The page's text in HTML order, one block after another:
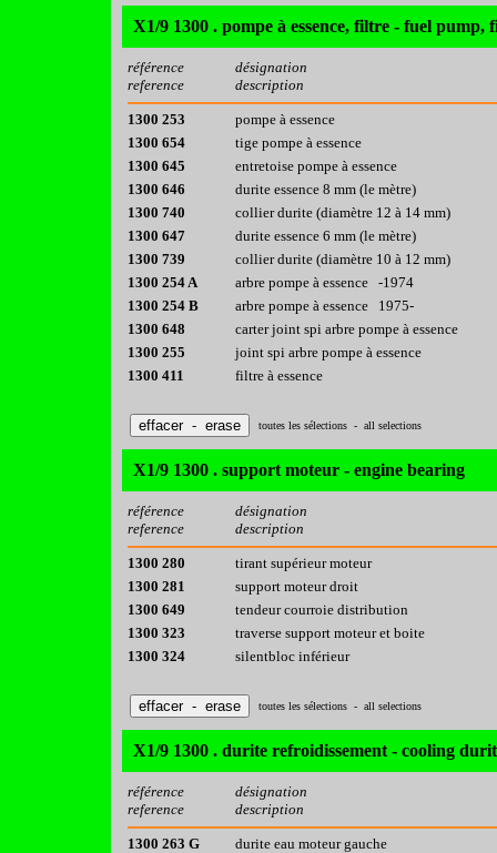
X1/9 1300 . pompe à essence, filtre - fuel pump,
référence
reference
désignation
description
1300 253
pompe à essence
1300 654
tige pompe à essence
1300 645
entretoise pompe à essence
1300 646
durite essence 8 mm (le mètre)
1300 740
collier durite (diamètre 12 à 14 mm)
1300 647
durite essence 6 mm (le mètre)
1300 739
collier durite (diamètre 10 à 12 mm)
1300 254 A
arbre pompe à essence -1974
1300 254 B
arbre pompe à essence 1975-
1300 648
carter joint spi arbre pompe à essence
1300 255
joint spi arbre pompe à essence
1300 411
filtre à essence
toutes les sélections - all selections
X1/9 1300 . support moteur - engine bearing
référence
reference
désignation
description
1300 280
tirant supérieur moteur
1300 281
support moteur droit
1300 649
tendeur courroie distribution
1300 323
traverse support moteur et boite
1300 324
silentbloc inférieur
toutes les sélections - all selections
X1/9 1300 . durite refroidissement - cooling durit
référence
reference
désignation
description
1300 263 G
durite eau moteur gauche